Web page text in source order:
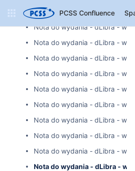
PCSS Confluence
Nota do wydania - dLibra -
Nota do wydania - dLibra -
Nota do wydania - dLibra -
Nota do wydania - dLibra -
Nota do wydania - dLibra -
Nota do wydania - dLibra -
Nota do wydania - dLibra -
Nota do wydania - dLibra -
Nota do wydania - dLibra -
Nota do wydania - dLibra -
Nota do wydania - dLibra -